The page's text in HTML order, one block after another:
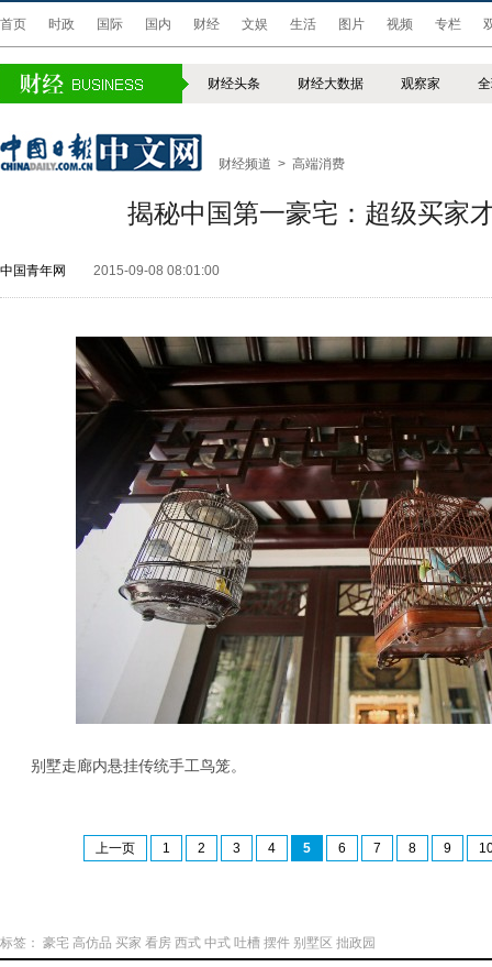
首页 时政 国际 国内 财经 文娱 生活 图片 视频 专栏
财经头条 财经大数据 观察家
财经频道 > 高端消费
揭秘中国第一豪宅：超级买家
中国青年网 2015-09-08 08:01:00
别墅走廊内悬挂传统手工鸟笼。
上一页 1 2 3 4 5 6 7 8 9
标签： 豪宅 高仿品 买家 看房 西式 中式 吐槽 摆件 别墅区 拙政园